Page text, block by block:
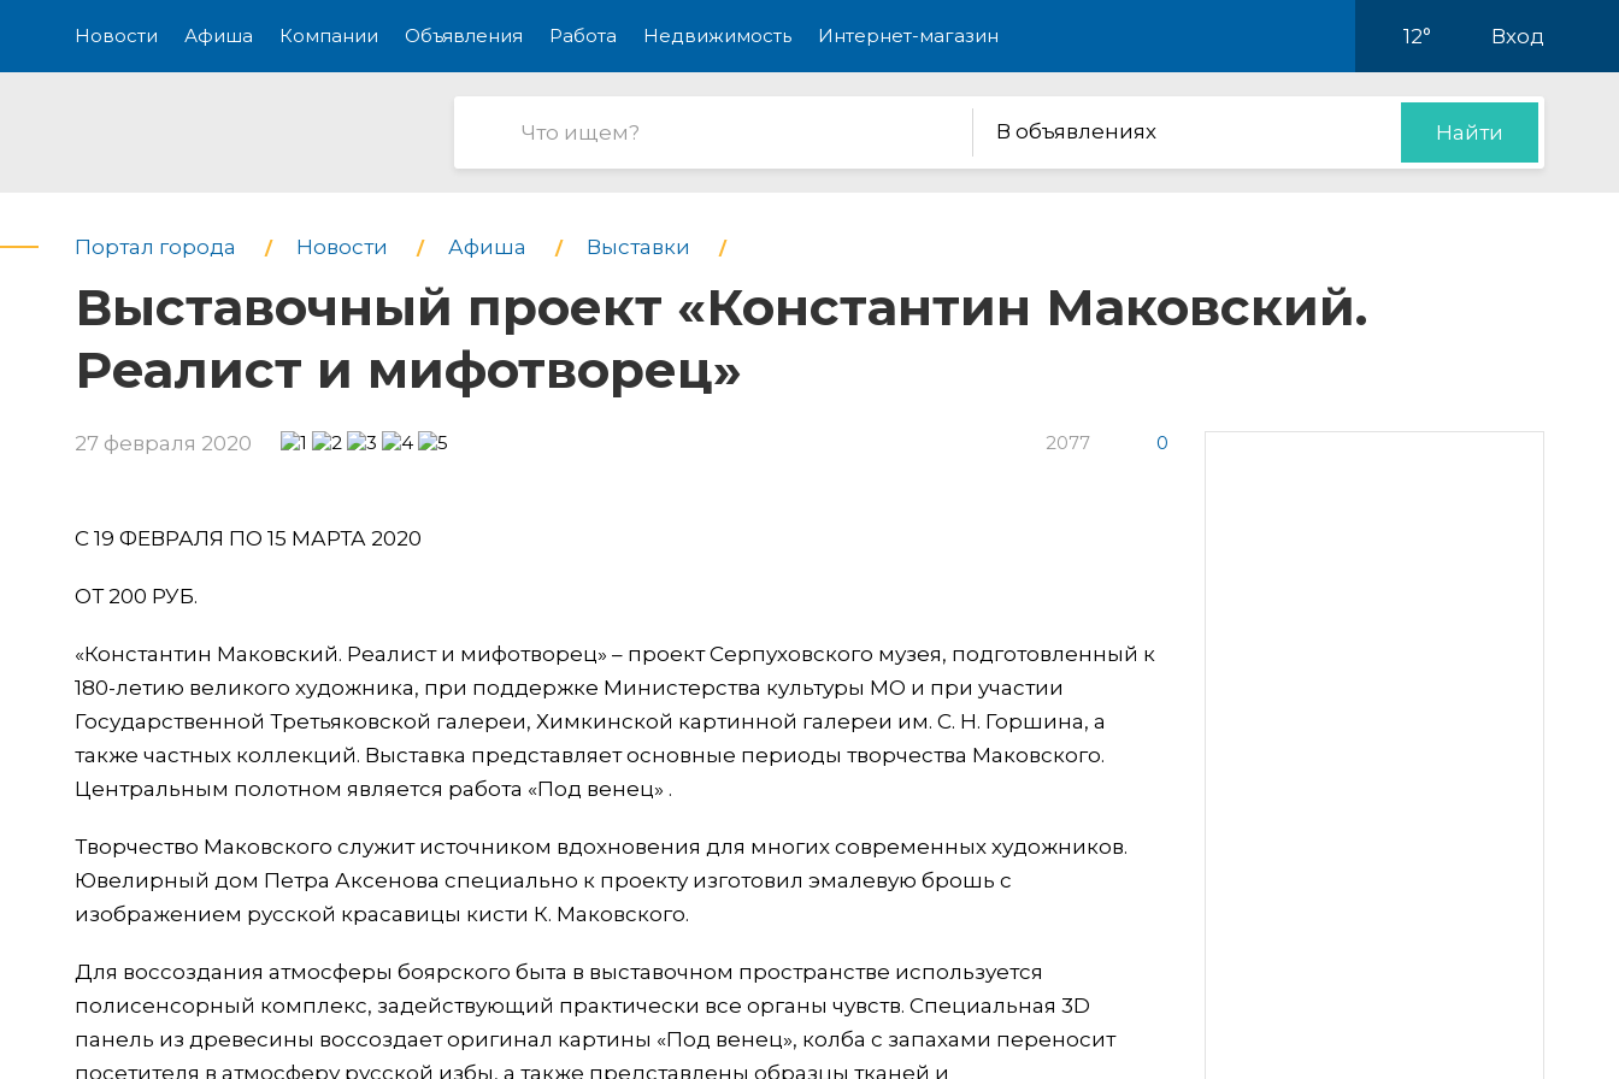
Новости Афиша Компании Объявления Работа Недвижимость Интернет-магазин 12° Вход
В объявлениях Найти
Портал города Новости Афиша Выставки
Выставочный проект «Константин Маковский.
Реалист и мифотворец»
27 февраля 2020 2077 0
С 19 ФЕВРАЛЯ ПО 15 МАРТА 2020
ОТ 200 РУБ.
«Константин Маковский. Реалист и мифотворец» – проект Серпуховского музея, подготовленный к
180-летию великого художника, при поддержке Министерства культуры МО и при участии
Государственной Третьяковской галереи, Химкинской картинной галереи им. С. Н. Горшина, а
также частных коллекций. Выставка представляет основные периоды творчества Маковского.
Центральным полотном является работа «Под венец» .
Творчество Маковского служит источником вдохновения для многих современных художников.
Ювелирный дом Петра Аксенова специально к проекту изготовил эмалевую брошь с
изображением русской красавицы кисти К. Маковского.
Для воссоздания атмосферы боярского быта в выставочном пространстве используется
полисенсорный комплекс, задействующий практически все органы чувств. Специальная 3D
панель из древесины воссоздает оригинал картины «Под венец», колба с запахами переносит
посетителя в атмосферу русской избы, а также представлены образцы тканей и